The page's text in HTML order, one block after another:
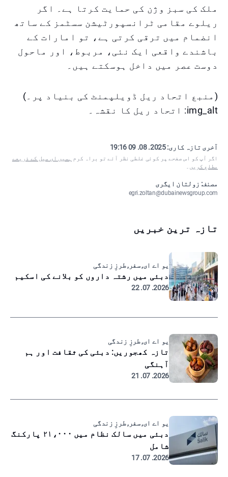
ملک کی سبز وژن کی حمایت کرتا ہے۔ اگر
ریلوے مقامی ٹرانسپورٹیشن سسٹمز کے ساتھ
انضمام میں ترقی کرتی ہے، تو امارات کے
باشندے واقعی ایک نئی، مربوط، اور ماحول
دوست عصر میں داخل ہوسکتے ہیں۔
(منبع اتحاد ریل ڈویلپمنٹ کی بنیاد پر۔)
img_alt: اتحاد ریل کا نقشہ۔
آخری تازہ کاری:2025. 08. 09 19:16
اگر آپ کو اس صفحے پر کوئی غلطی نظر آئے تو براہ کرم ہمیں ای میل کے ذریعے
مطلع کریں ۔
مصنف: زولتان ایگری
egri.zoltan@dubainewsgroup.com
تازہ ترین خبریں
یو اے ای, سفر, طرزِ زندگی
دبئی میں رشتہ داروں کو بلانے کی اسکیم
2026. 07. 22
یو اے ای, طرزِ زندگی
تازہ کھجوریں: دبئی کی ثقافت اور ہم
آہنگی
2026. 07. 21
یو اے ای, سفر, طرزِ زندگی
دبئی میں سالک نظام میں ۲۱،۰۰۰ پارکنگ
شامل
2026. 07. 17